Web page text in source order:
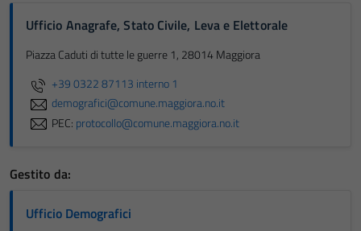
Ufficio Anagrafe, Stato Civile, Leva e Elettorale
Piazza Caduti di tutte le guerre 1, 28014 Maggiora
+39 0322 87113 interno 1
demografici@comune.maggiora.no.it
PEC: protocollo@comune.maggiora.no.it
Gestito da:
Ufficio Demografici